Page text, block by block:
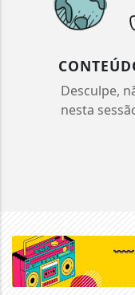
Desculpe,
nesta